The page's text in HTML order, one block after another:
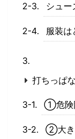
シュー
服装は
打ちっぱ
①危険
②大き